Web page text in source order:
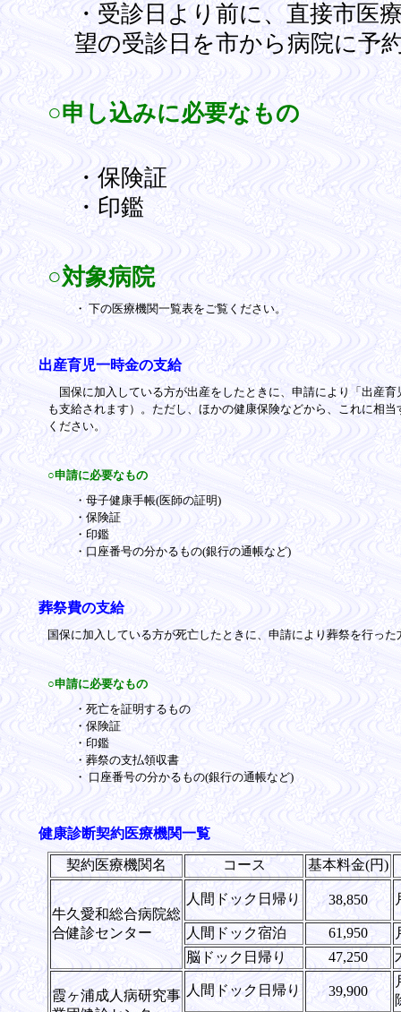
・受診日より前に、直接市医
望の受診日を市から病院に予
○申し込みに必要なもの
・保険証
・印鑑
○対象病院
・ 下の医療機関一覧表をご覧ください。
出産育児一時金の支給
国保に加入している方が出産をしたときに、申請により「出産
も支給されます）。ただし、ほかの健康保険などから、これに相
ください。
○申請に必要なもの
・母子健康手帳(医師の証明)
・保険証
・印鑑
・口座番号の分かるもの(銀行の通帳など)
葬祭費の支給
国保に加入している方が死亡したときに、申請により葬祭を行っ
○申請に必要なもの
・死亡を証明するもの
・保険証
・印鑑
・葬祭の支払領収書
・ 口座番号の分かるもの(銀行の通帳など)
健康診断契約医療機関一覧
契約医療機関名 コース 基本料金(円)
牛久愛和総合病院総
合健診センター
人間ドック日帰り 38,850
人間ドック宿泊 61,950
脳ドック日帰り
47,250
霞ヶ浦成人病研究事 人間ドック日帰り 39,900